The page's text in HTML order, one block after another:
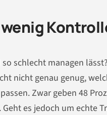
schlecht managen
nicht genau genug,
Zwar geben 48
es jedoch um echte